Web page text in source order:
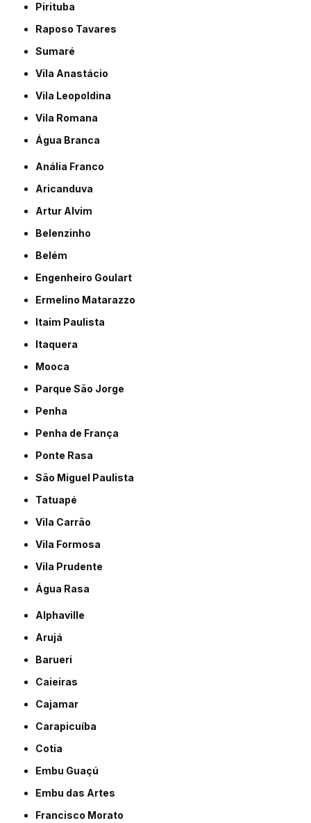
Pirituba
Raposo Tavares
Sumaré
Vila Anastácio
Vila Leopoldina
Vila Romana
Água Branca
Anália Franco
Aricanduva
Artur Alvim
Belenzinho
Belém
Engenheiro Goulart
Ermelino Matarazzo
Itaim Paulista
Itaquera
Mooca
Parque São Jorge
Penha
Penha de França
Ponte Rasa
São Miguel Paulista
Tatuapé
Vila Carrão
Vila Formosa
Vila Prudente
Água Rasa
Alphaville
Arujá
Barueri
Caieiras
Cajamar
Carapicuíba
Cotia
Embu Guaçú
Embu das Artes
Francisco Morato